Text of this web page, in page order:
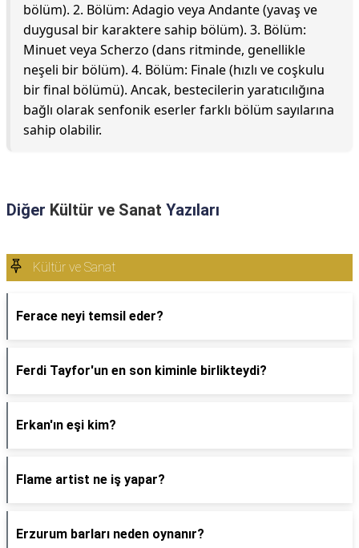
bölüm). 2. Bölüm: Adagio veya Andante (yavaş ve
duygusal bir karaktere sahip bölüm). 3. Bölüm:
Minuet veya Scherzo (dans ritminde, genellikle
neşeli bir bölüm). 4. Bölüm: Finale (hızlı ve coşkulu
bir final bölümü). Ancak, bestecilerin yaratıcılığına
bağlı olarak senfonik eserler farklı bölüm sayılarına
sahip olabilir.
Diğer Kültür ve Sanat Yazıları
Kültür ve Sanat
Ferace neyi temsil eder?
Ferdi Tayfor'un en son kiminle birlikteydi?
Erkan'ın eşi kim?
Flame artist ne iş yapar?
Erzurum barları neden oynanır?